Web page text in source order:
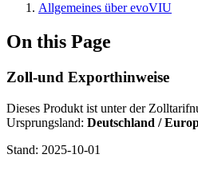
Allgemeines über evoVIU
On this Page
Zoll-und Exporthinweise
Dieses Produkt ist unter der
Ursprungsland: Deutschland /
Stand: 2025-10-01